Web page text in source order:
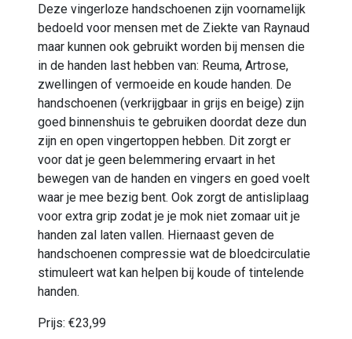
Deze vingerloze handschoenen zijn voornamelijk
bedoeld voor mensen met de Ziekte van Raynaud
maar kunnen ook gebruikt worden bij mensen die
in de handen last hebben van: Reuma, Artrose,
zwellingen of vermoeide en koude handen. De
handschoenen (verkrijgbaar in grijs en beige) zijn
goed binnenshuis te gebruiken doordat deze dun
zijn en open vingertoppen hebben. Dit zorgt er
voor dat je geen belemmering ervaart in het
bewegen van de handen en vingers en goed voelt
waar je mee bezig bent. Ook zorgt de antisliplaag
voor extra grip zodat je je mok niet zomaar uit je
handen zal laten vallen. Hiernaast geven de
handschoenen compressie wat de bloedcirculatie
stimuleert wat kan helpen bij koude of tintelende
handen.
Prijs: €23,99